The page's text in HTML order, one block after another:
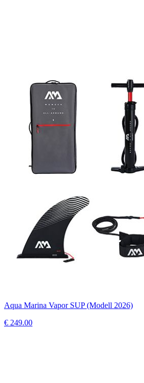
Aqua Marina Vapor SUP (Modell 2026)
€ 249.00